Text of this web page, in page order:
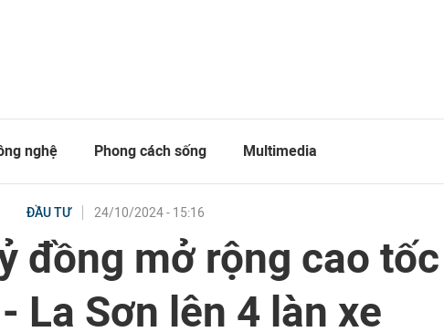
nghệ Phong cách sống Multimedia
ĐẦU TƯ 24/10/2024 - 15:16
đồng mở rộng cao tốc
La Sơn lên 4 làn xe